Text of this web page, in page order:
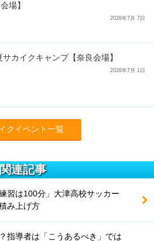
場】
2026年7月 7日
カイクキャンプ【奈良会場】
2026年7月 1日
クイベント一覧
関連記事
習は100分」大津高校サッカー
み上げ方
指導者は「こうあるべき」では